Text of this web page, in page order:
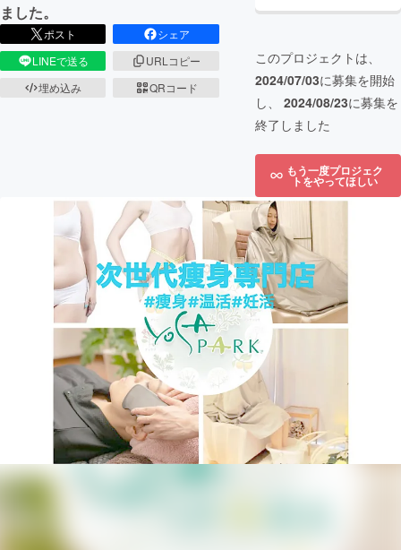
ました。
ポスト
シェア
LINEで送る
URLコピー
埋め込み
QRコード
このプロジェクトは、
2024/07/03に募集を開始
し、 2024/08/23に募集を
終了しました
もう一度プロジェク
トをやってほしい